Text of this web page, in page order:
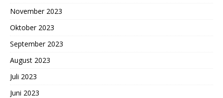
November 2023
Oktober 2023
September 2023
August 2023
Juli 2023
Juni 2023